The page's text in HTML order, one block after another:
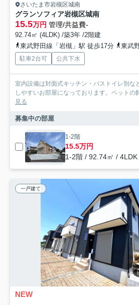
さいたま市岩槻区城南
グランソフィア岩槻区城南
15.5万円 管理/共益費-
92.74㎡ (4LDK) /築3年 /2階建
東武野田線「岩槻」駅 徒歩17分
東武野
駐車2台可 公共下水
室内設備は対面式キッチン・バストイレ別な
しやすいお部屋になっております。ペットの
見る
募集中の部屋
1-2階
15.5万円
1-2階 / 92.74㎡ / 4LDK
一戸建て
NEW